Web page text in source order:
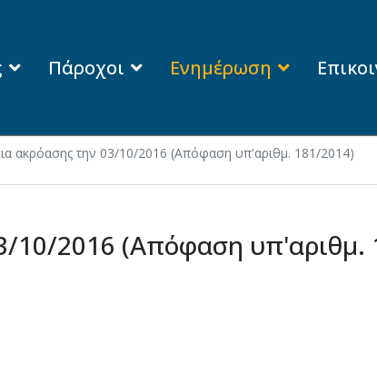
Πάροχοι Ενημέρωση
ακρόασης την 03/10/2016 (Απόφαση υπ'αριθμ. 181/2014)
10/2016 (Απόφαση υπ'αριθμ.
Συνέδριο ESORICS